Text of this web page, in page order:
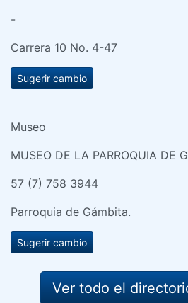
-
Carrera 10 No. 4-47
Sugerir cambio
Museo
MUSEO DE LA PARROQUIA DE
57 (7) 758 3944
Parroquia de Gámbita.
Sugerir cambio
Ver todo el